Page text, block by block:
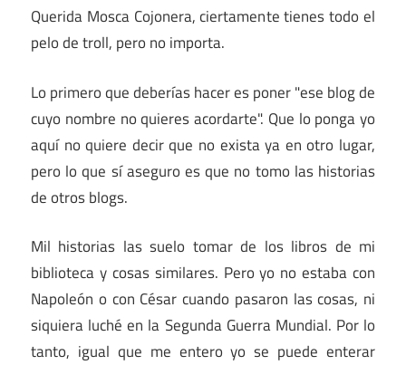
Querida Mosca Cojonera, ciertamente tienes todo el
pelo de troll, pero no importa.
Lo primero que deberías hacer es poner "ese blog de
cuyo nombre no quieres acordarte". Que lo ponga yo
aquí no quiere decir que no exista ya en otro lugar,
pero lo que sí aseguro es que no tomo las historias
de otros blogs.
Mil historias las suelo tomar de los libros de mi
biblioteca y cosas similares. Pero yo no estaba con
Napoleón o con César cuando pasaron las cosas, ni
siquiera luché en la Segunda Guerra Mundial. Por lo
tanto, igual que me entero yo se puede enterar